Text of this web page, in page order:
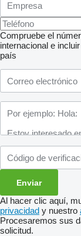
Compruebe el
internacional e
país
Al hacer clic aquí,
privacidad y nuestro
Procesaremos sus
solicitud.